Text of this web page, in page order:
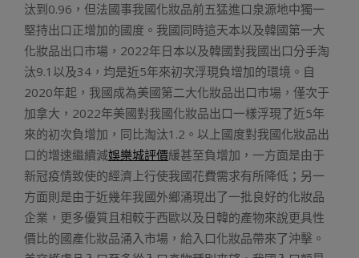
汰到0.96，但法國事我國化妝品前五猛進口泉源地中獨一
堅持出口正增加的國度。我國同時這天本以及韓國第一大
化妝品出口市場，2022年日本以及韓國對我國出口分手淘
汰9.1以及34，均是近5年來初次浮現負增加的環境。自
2020年起，我國成為美國第二大化妝品出口市場，僅次于
加拿大，2022年美國對我國化妝品出口一樣浮現了近5年
來的初次負增加，同比淘汰1.2。以上國度對我國化妝品出
口的增速繼續減娛樂城評價緩甚至負增加，一方面是由于
新冠疫情致使的經濟上行使我國花費需求有所降低；另一
方面則是由于近幾年我國外鄉涌現出了一批良好的化妝品
企業，更多優質且相較于西歐以及日韓的產物來說更具性
價比的國產化妝品涌入市場，給入口化妝品帶來了沖擊。